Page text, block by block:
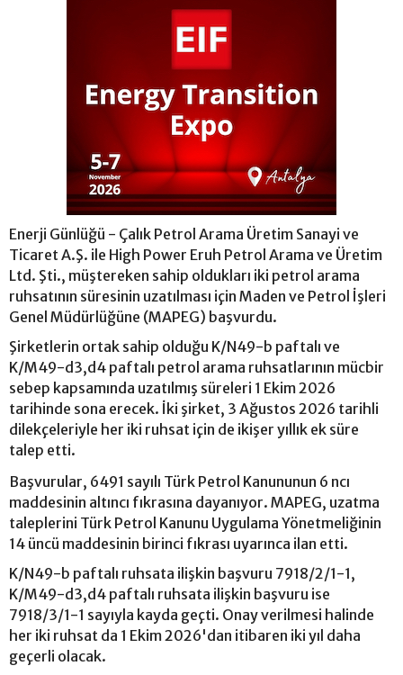
Enerji Günlüğü - Çalık Petrol Arama Üretim Sanayi ve
Ticaret A.Ş. ile High Power Eruh Petrol Arama ve Üretim
Ltd. Şti., müştereken sahip oldukları iki petrol arama
ruhsatının süresinin uzatılması için Maden ve Petrol İşleri
Genel Müdürlüğüne (MAPEG) başvurdu.
Şirketlerin ortak sahip olduğu K/N49-b paftalı ve
K/M49-d3,d4 paftalı petrol arama ruhsatlarının mücbir
sebep kapsamında uzatılmış süreleri 1 Ekim 2026
tarihinde sona erecek. İki şirket, 3 Ağustos 2026 tarihli
dilekçeleriyle her iki ruhsat için de ikişer yıllık ek süre
talep etti.
Başvurular, 6491 sayılı Türk Petrol Kanununun 6 ncı
maddesinin altıncı fıkrasına dayanıyor. MAPEG, uzatma
taleplerini Türk Petrol Kanunu Uygulama Yönetmeliğinin
14 üncü maddesinin birinci fıkrası uyarınca ilan etti.
K/N49-b paftalı ruhsata ilişkin başvuru 7918/2/1-1,
K/M49-d3,d4 paftalı ruhsata ilişkin başvuru ise
7918/3/1-1 sayıyla kayda geçti. Onay verilmesi halinde
her iki ruhsat da 1 Ekim 2026'dan itibaren iki yıl daha
geçerli olacak.